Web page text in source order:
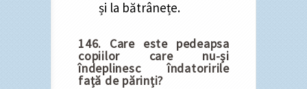
și la bătrânețe.
146. Care este pedeapsa
copiilor care nu-și
îndeplinesc îndatoririle
față de părinți?